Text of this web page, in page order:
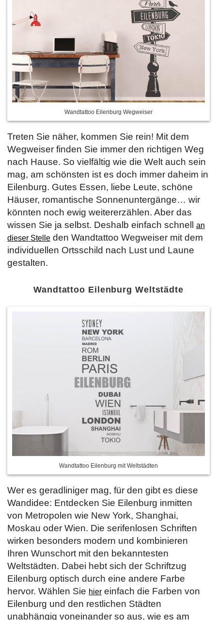
Wandtattoo Eilenburg Wegweiser
Treten Sie näher, kommen Sie rein! Mit dem
Wegweiser finden Sie immer den richtigen Weg
nach Hause. So vielfältig wie die Welt auch sein
mag, am schönsten ist es doch immer daheim in
Eilenburg. Gutes Essen, liebe Leute, schöne
Häuser, romantische Sonnenuntergänge… wir
könnten noch ewig weitererzählen. Aber das
wissen Sie ja selbst. Deshalb einfach schnell an
dieser Stelle den Wandtattoo Wegweiser mit dem
individuellen Ortsschild nach Lust und Laune
gestalten.
Wandtattoo Eilenburg Weltstädte
Wandtattoo Eilenburg mit Weltstädten
Wer es geradliniger mag, für den gibt es diese
Wandidee: Entdecken Sie Eilenburg inmitten
von Metropolen wie New York, Shanghai,
Moskau oder Wien. Die serifenlosen Schriften
wirken besonders modern und kombinieren
Ihren Wunschort mit den bekanntesten
Weltstädten. Dabei hebt sich der Schriftzug
Eilenburg optisch durch eine andere Farbe
hervor. Wählen Sie hier einfach die Farben von
Eilenburg und den restlichen Städten
unabhängig voneinander so aus, wie es am